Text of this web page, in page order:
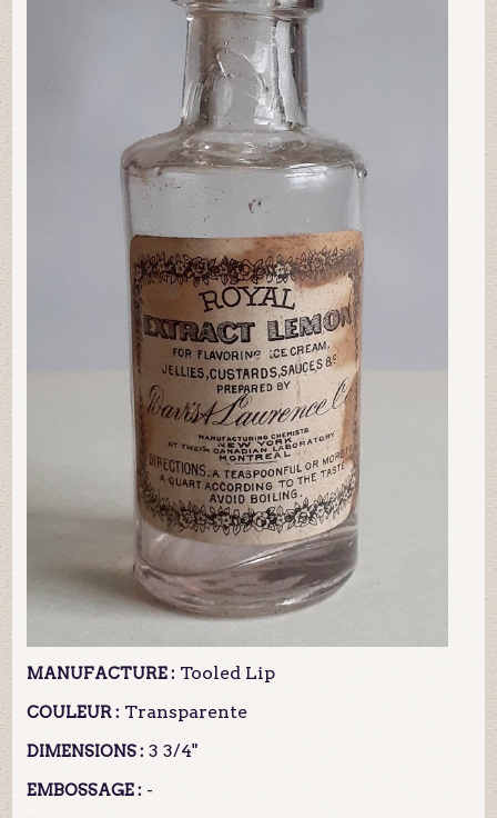
MANUFACTURE : Tooled Lip
COULEUR : Transparente
DIMENSIONS : 3 3/4"
EMBOSSAGE : -